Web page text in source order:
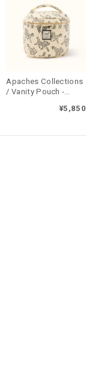
Apaches Collections
/ Vanity Pouch -
¥5,850